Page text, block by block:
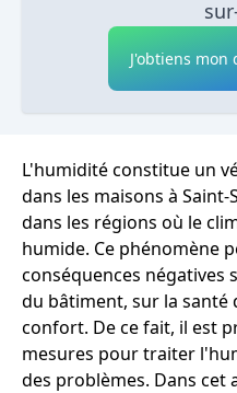
J'obtiens
L'humidité constitue un
dans les maisons à
dans les régions où le
humide. Ce phénomène
conséquences négatives
du bâtiment, sur la santé
confort. De ce fait, il est
mesures pour traiter
des problèmes. Dans cet